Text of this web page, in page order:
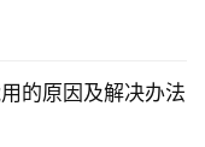
的原因及解决办法